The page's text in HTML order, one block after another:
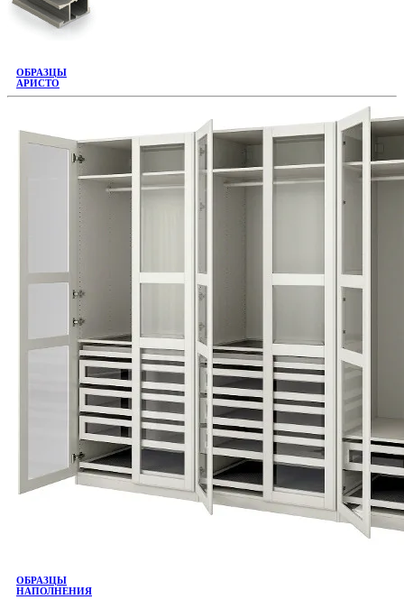
ОБРАЗЦЫ
АРИСТО
ОБРАЗЦЫ
НАПОЛНЕНИЯ